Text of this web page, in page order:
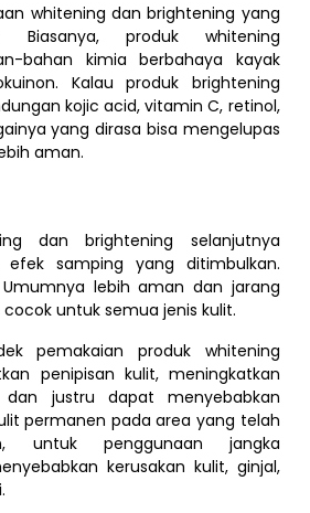
whitening dan brightening yang
Biasanya, produk whitening
bahan kimia berbahaya kayak
Kalau produk brightening
kojic acid, vitamin C, retinol,
yang dirasa bisa mengelupas
aman.
dan brightening selanjutnya
samping yang ditimbulkan.
lebih aman dan jarang
untuk semua jenis kulit.
pemakaian produk whitening
penipisan kulit, meningkatkan
dan justru dapat menyebabkan
permanen pada area yang telah
untuk penggunaan jangka
kerusakan kulit, ginjal,